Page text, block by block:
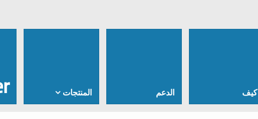
المنتجات الدعم كيف